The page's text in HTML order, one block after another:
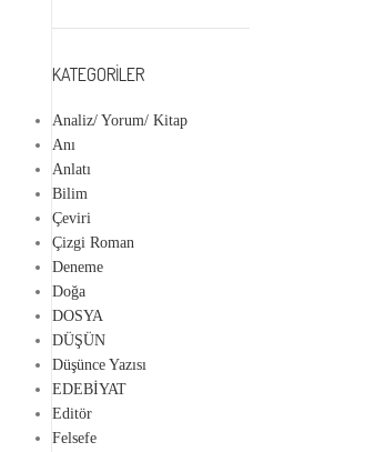
KATEGORILER
Analiz/ Yorum/ Kitap
Anı
Anlatı
Bilim
Çeviri
Çizgi Roman
Deneme
Doğa
DOSYA
DÜŞÜN
Düşünce Yazısı
EDEBİYAT
Editör
Felsefe